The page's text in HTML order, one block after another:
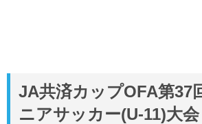
JA共済カップOFA第37
ニアサッカー(U-11)大